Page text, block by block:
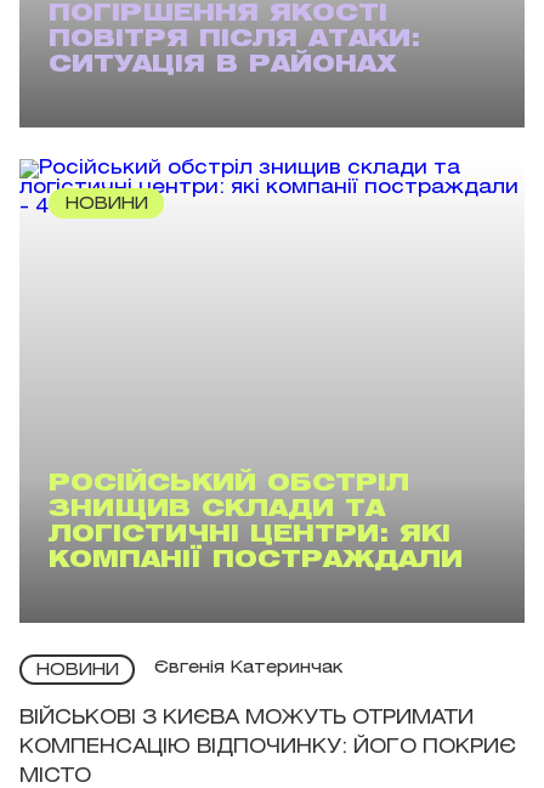
ПОГІРШЕННЯ ЯКОСТІ
ПОВІТРЯ ПІСЛЯ АТАКИ:
СИТУАЦІЯ В РАЙОНАХ
НОВИНИ
РОСІЙСЬКИЙ ОБСТРІЛ
ЗНИЩИВ СКЛАДИ ТА
ЛОГІСТИЧНІ ЦЕНТРИ: ЯКІ
КОМПАНІЇ ПОСТРАЖДАЛИ
НОВИНИ Євгенія Катеринчак
ВІЙСЬКОВІ З КИЄВА МОЖУТЬ ОТРИМАТИ
КОМПЕНСАЦІЮ ВІДПОЧИНКУ: ЙОГО ПОКРИЄ
МІСТО